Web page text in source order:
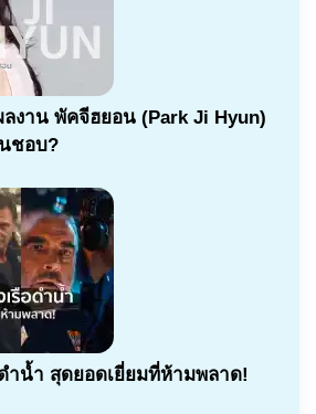
ลงาน พัคจีฮยอน (Park Ji Hyun)
ชอบ?
ำน้ำ สุดยอดเยี่ยมที่ห้ามพลาด!